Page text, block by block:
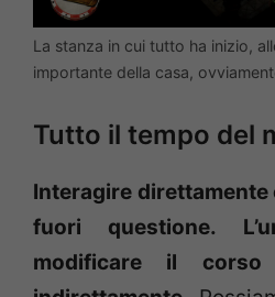
La stanza in cui tutto ha inizio,
importante della casa,
Tutto il tempo del
Interagire
fuori questione.
modificare il